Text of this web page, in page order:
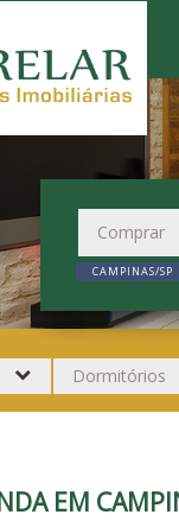
CAMPINAS/SP
EM